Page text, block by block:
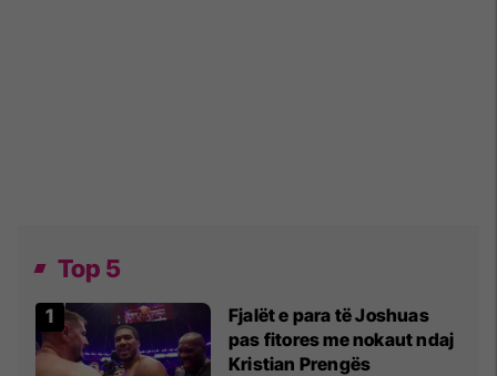
Top 5
Fjalët e para të Joshuas
pas fitores me nokaut ndaj
Kristian Prengës